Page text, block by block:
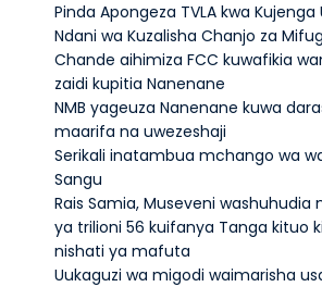
Pinda Apongeza TVLA kwa Kujenga
Ndani wa Kuzalisha Chanjo za
Chande aihimiza FCC kuwafikia
zaidi kupitia Nanenane
NMB yageuza Nanenane kuwa
maarifa na uwezeshaji
Serikali inatambua mchango wa
Sangu
Rais Samia, Museveni washuhudia
ya trilioni 56 kuifanya Tanga kituo
nishati ya mafuta
Uukaguzi wa migodi waimarisha